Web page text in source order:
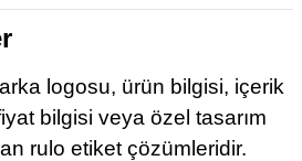
logosu, ürün bilgisi, içerik
bilgisi veya özel tasarım
rulo etiket çözümleridir.